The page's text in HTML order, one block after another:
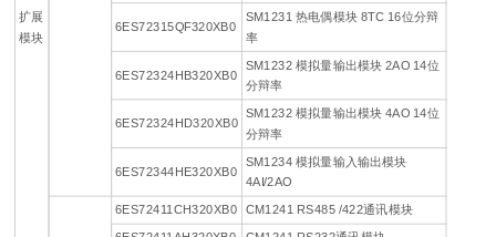
扩展
模块
6ES72315QF320XB0
SM1231 热电偶模块 8TC 16位分辩
率
6ES72324HB320XB0
SM1232 模拟量输出模块 2AO 14位
分辩率
6ES72324HD320XB0
SM1232 模拟量输出模块 4AO 14位
分辩率
6ES72344HE320XB0
SM1234 模拟量输入输出模块
4AI/2AO
6ES72411CH320XB0 CM1241 RS485 /422通讯模块